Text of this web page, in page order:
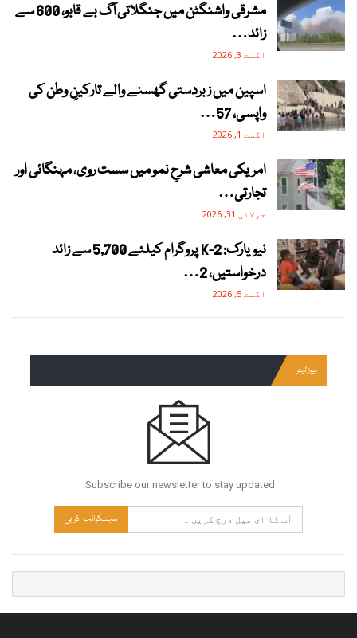
مشرقی واشنگٹن میں جنگلاتی آگ بے قابو، 600 سے
زائد…
اگست 3, 2026
اسپین میں زبردستی گھسنے والے تارکینِ وطن کی
واپسی، 57…
اگست 1, 2026
امریکی معاشی شرحِ نمو میں سست روی، مہنگائی اور
تجارتی…
جولائی 31, 2026
نیویارک: 2-K پروگرام کیلئے 5,700 سے زائد
درخواستیں، 2…
اگست 5, 2026
نیوز لیٹر
Subscribe our newsletter to stay updated.
سبسکرائب کریں